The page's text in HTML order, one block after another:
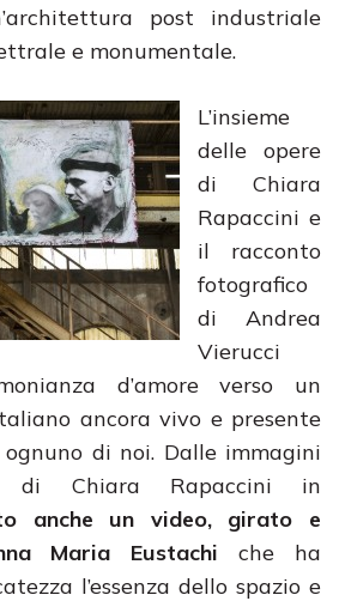
post industriale
e monumentale.
L’insieme
delle opere
di Chiara
Rapaccini e
il racconto
fotografico
di Andrea
Vierucci
d’amore verso un
ancora vivo e presente
di noi. Dalle immagini
di Chiara Rapaccini in
anche un video, girato e
Maria Eustachiche ha
l’essenza dello spazio e